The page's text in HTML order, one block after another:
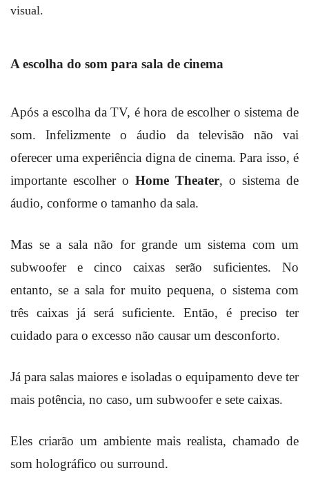
visual.
A escolha do som para sala de cinema
Após a escolha da TV, é hora de escolher o sistema de
som. Infelizmente o áudio da televisão não vai
oferecer uma experiência digna de cinema. Para isso, é
importante escolher o Home Theater, o sistema de
áudio, conforme o tamanho da sala.
Mas se a sala não for grande um sistema com um
subwoofer e cinco caixas serão suficientes. No
entanto, se a sala for muito pequena, o sistema com
três caixas já será suficiente. Então, é preciso ter
cuidado para o excesso não causar um desconforto.
Já para salas maiores e isoladas o equipamento deve ter
mais potência, no caso, um subwoofer e sete caixas.
Eles criarão um ambiente mais realista, chamado de
som holográfico ou surround.